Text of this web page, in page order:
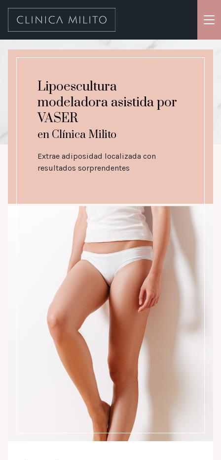
Cirugías
Tratamientos
Productos
Nosotros
Lipoescultura
modeladora asistida por
VASER
en Clínica Milito
Extrae adiposidad localizada con
resultados sorprendentes